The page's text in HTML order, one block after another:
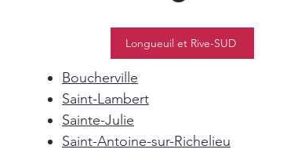
Longueuil et Rive-SUD
Boucherville
Saint-Lambert
Sainte-Julie
Saint-Antoine-sur-Richelieu